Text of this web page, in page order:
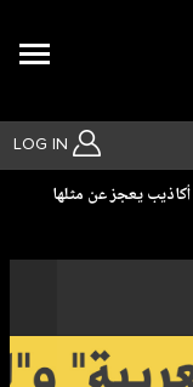
LOG IN
بحث متقدم
يعجز عن مثلها